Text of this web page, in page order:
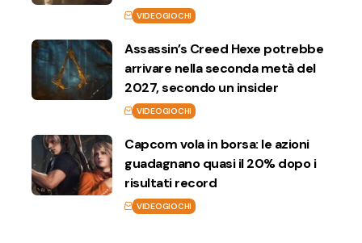
VIDEOGIOCHI
Assassin’s Creed Hexe potrebbe
arrivare nella seconda metà del
2027, secondo un insider
VIDEOGIOCHI
Capcom vola in borsa: le azioni
guadagnano quasi il 20% dopo i
risultati record
VIDEOGIOCHI